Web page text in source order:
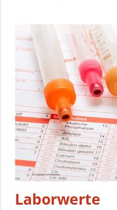
Laborwerte